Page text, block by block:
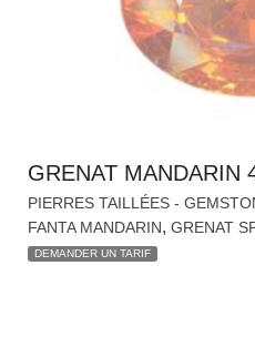
GRENAT MANDARIN
PIERRES TAILLÉES -
FANTA MANDARIN, GRENAT
DEMANDER UN TARIF